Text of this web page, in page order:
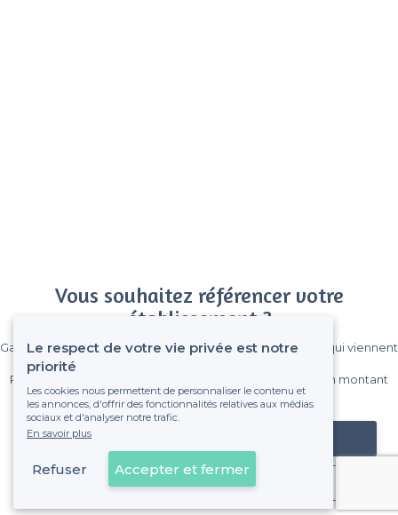
Vous souhaitez référencer votre
établissement ?
Gagnez de nombreux clients parmi le million de visiteurs qui viennent
Pas de commissions et sans engagement, vous payez un montant
fixe sans risque de voir déraper la facture.
Référencer mon établissement
Déjà client
Le respect de votre vie privée est notre
priorité
Les cookies nous permettent de personnaliser le contenu et
les annonces, d'offrir des fonctionnalités relatives aux médias
sociaux et d'analyser notre trafic.
En savoir plus
Refuser Accepter et fermer